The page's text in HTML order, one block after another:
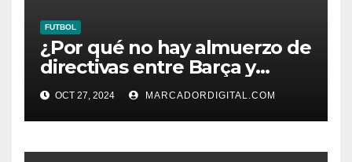
FUTBOL
¿Por qué no hay almuerzo de
directivas entre Barça y
Madrid?
OCT 27, 2024 MARCADORDIGITAL.COM